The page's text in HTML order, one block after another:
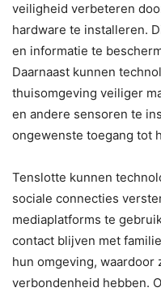
veiligheid verbeteren
hardware te installeren.
en informatie te
Daarnaast kunnen
thuisomgeving veiliger
en andere sensoren te
ongewenste toegang tot
Tenslotte kunnen
sociale connecties
mediaplatforms te
contact blijven met
hun omgeving, waardoor
verbondenheid hebben.